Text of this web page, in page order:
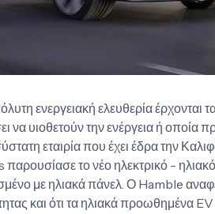
ενεργειακή ελευθερία έρχονται
να υιοθετούν την ενέργεια ή οποία
εταιρία που έχει έδρα την
το νέο ηλεκτρικό - ηλιακό
με ηλιακά πάνελ. Ο Hamble
και ότι τα ηλιακά προωθημένα